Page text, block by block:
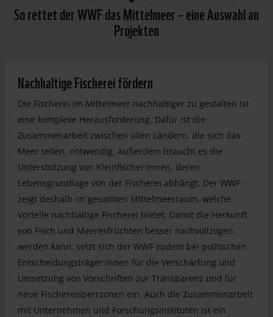
So rettet der WWF das Mittelmeer – eine Auswahl an
Projekten
Nachhaltige Fischerei fördern
Die Fischerei im Mittelmeer nachhaltiger zu gestalten ist
eine komplexe Herausforderung. Dafür ist die
Zusammenarbeit zwischen allen Ländern, die sich das
Meer teilen, notwendig. Außerdem braucht es die
Unterstützung von Kleinfischer:innen, deren
Lebensgrundlage von der Fischerei abhängt. Der WWF
zeigt deshalb im gesamten Mittelmeerraum, welche
Vorteile nachhaltige Fischerei bietet. Damit die Herkunft
von Fisch und Meeresfrüchten besser nachvollzogen
werden kann, setzt sich der WWF zudem bei politischen
Entscheidungsträger:innen für die Verschärfung und
Umsetzung von Vorschriften zur Transparenz und für
neue Fischereisperrzonen ein. Auch die Zusammenarbeit
mit Unternehmen und Forschungsinstituten ist ein